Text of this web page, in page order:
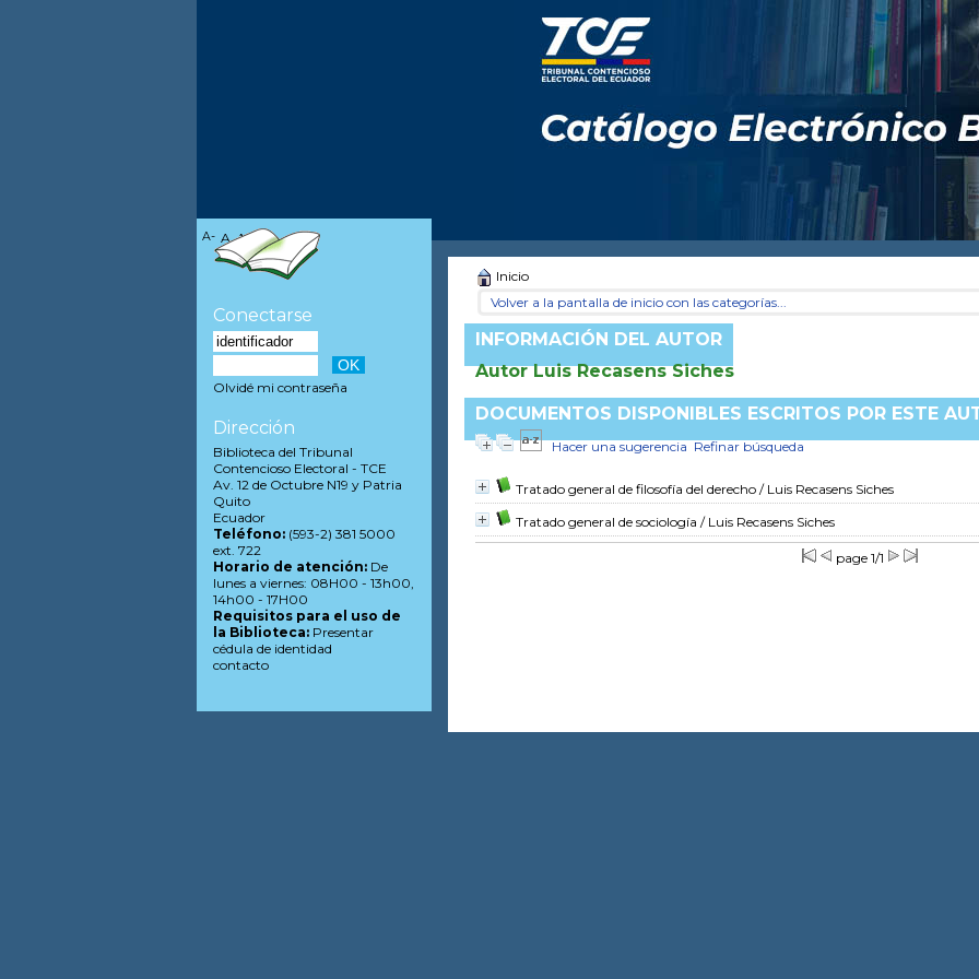
Inicio
Volver a la pantalla de inicio con las categorías...
INFORMACIÓN DEL AUTOR
Autor Luis Recasens Siches
DOCUMENTOS DISPONIBLES ESCRITOS POR ESTE
Hacer una sugerencia Refinar búsqueda
Tratado general de filosofía del derecho/ Luis Recasens Siches
Tratado general de sociología / Luis Recasens Siches
page 1/1
A- A A+
Conectarse
Olvidé mi contraseña
Dirección
Biblioteca del Tribunal
Contencioso Electoral - TCE
Av. 12 de Octubre N19 y Patria
Quito
Ecuador
Teléfono:(593-2) 381 5000
ext. 722
Horario de atención:De
lunes a viernes: 08H00 - 13h00,
14h00 - 17H00
Requisitos para el uso de
la Biblioteca:Presentar
cédula de identidad
contacto